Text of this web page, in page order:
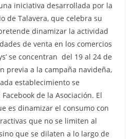
iniciativa desarrollada por la
de Talavera, que celebra su
dinamizar la actividad
de venta en los comercios
se concentran del 19 al 24 de
previa a la campaña navideña,
establecimiento se
de la Asociación. El
es dinamizar el consumo con
que no se limiten al
que se dilaten a lo largo de